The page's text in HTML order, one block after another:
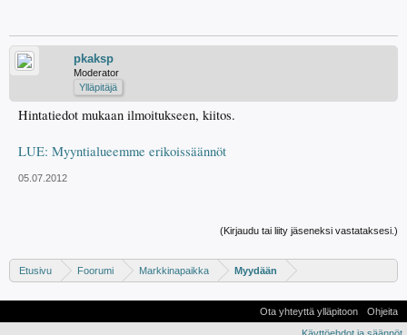
pkaksp
Moderator
Ylläpitäjä
Hintatiedot mukaan ilmoitukseen, kiitos.
LUE: Myyntialueemme erikoissäännöt
05.07.2012
(Kirjaudu tai liity jäseneksi vastataksesi.)
Etusivu Foorumi Markkinapaikka Myydään
Ota yhteyttä ylläpitoon
Ohjeita